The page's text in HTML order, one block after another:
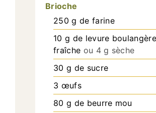
Brioche
250 g de farine
10 g de levure boulangère
fraîche ou 4 g sèche
30 g de sucre
3 œufs
80 g de beurre mou